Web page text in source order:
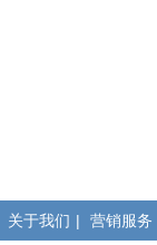
关于我们 | 营销服务